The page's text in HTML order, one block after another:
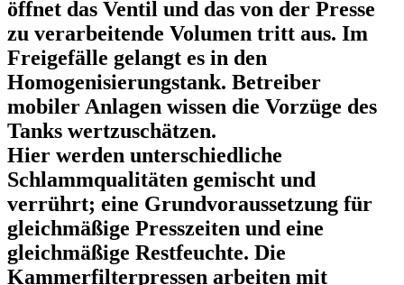
öffnet das Ventil und das von der Presse
zu verarbeitende Volumen tritt aus. Im
Freigefälle gelangt es in den
Homogenisierungstank. Betreiber
mobiler Anlagen wissen die Vorzüge des
Tanks wertzuschätzen.
Hier werden unterschiedliche
Schlammqualitäten gemischt und
verrührt; eine Grundvoraussetzung für
gleichmäßige Presszeiten und eine
gleichmäßige Restfeuchte. Die
Kammerfilterpressen arbeiten mit